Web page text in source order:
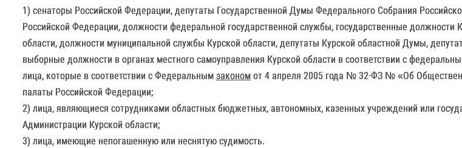
1) сенаторы Российской Федерации, депутаты Государственной Думы Федерального Собрания
Российской Федерации, должности федеральной государственной службы, государственные
области, должности муниципальной службы Курской области, депутаты Курской областной Думы,
выборные должности в органах местного самоуправления Курской области в соответствии с
лица, которые в соответствии с Федеральным законом от 4 апреля 2005 года № 32-ФЗ № «Об
палаты Российской Федерации;
2) лица, являющиеся сотрудниками областных бюджетных, автономных, казенных учреждений или
Администрации Курской области;
3) лица, имеющие непогашенную или неснятую судимость.